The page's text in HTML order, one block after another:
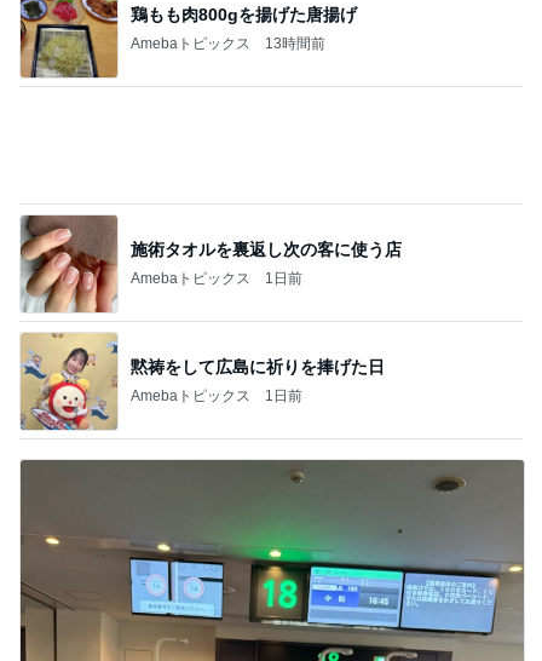
鶏もも肉800gを揚げた唐揚げ
Amebaトピックス 13時間前
黙祷をして広島に祈りを捧げた日
Amebaトピックス 1日前
8歳次男の初ひとり旅でのトラブル
Amebaトピックス 1日前